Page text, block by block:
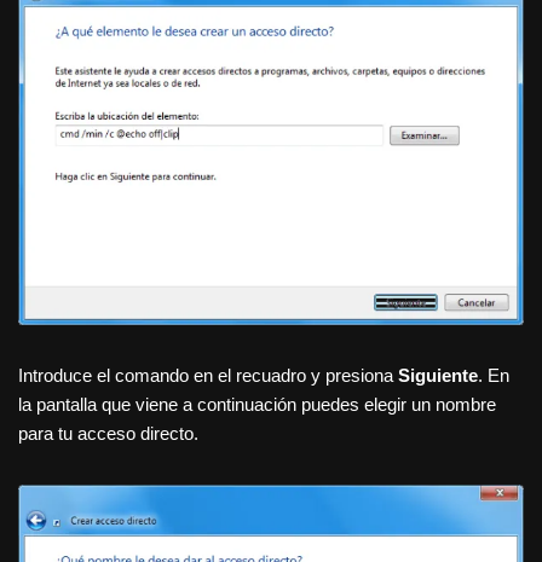
Introduce el comando en el recuadro y presiona Siguiente. En
la pantalla que viene a continuación puedes elegir un nombre
para tu acceso directo.